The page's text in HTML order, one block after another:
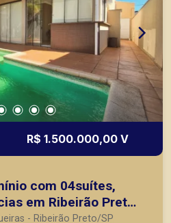
R$ 1.500.000,00 V
com 04suítes,
em Ribeirão Preto
- Ribeirão Preto/SP